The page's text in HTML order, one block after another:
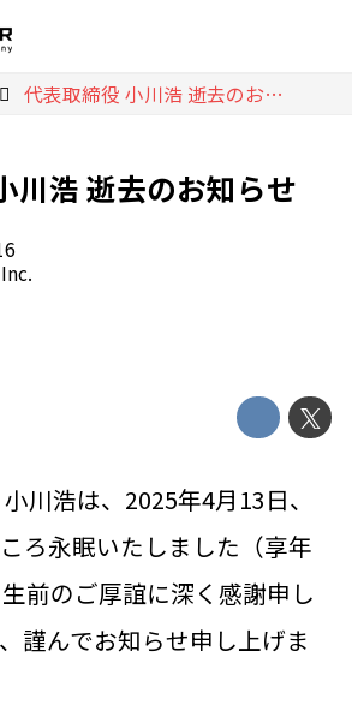
代表取締役 小川浩 逝去のお知らせ
川浩 逝去のお知らせ
川浩は、2025年4月13日、
ろ永眠いたしました（享年
前のご厚誼に深く感謝申し
謹んでお知らせ申し上げま